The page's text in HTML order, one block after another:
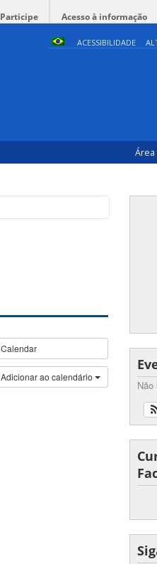
Participe Acesso à informação
ACESSIBILIDADE
Área
Calendar
Adicionar ao calendário
Não